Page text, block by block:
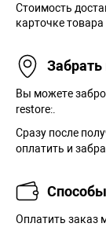
Стоимость
карточке товара
Забрать
Вы можете
restore:.
Сразу после
оплатить и
Оплатить заказ